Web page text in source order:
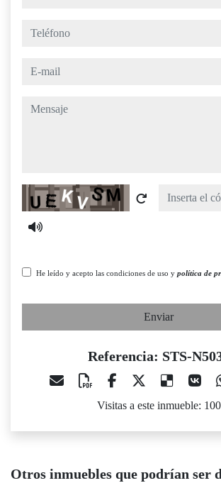
teléfono
e-mail
mensaje
Captcha
He leído y acepto las condiciones de uso y política de
Enviar
Referencia: STS-
Visitas a este inmueble: 100
Otros inmuebles que podrían ser